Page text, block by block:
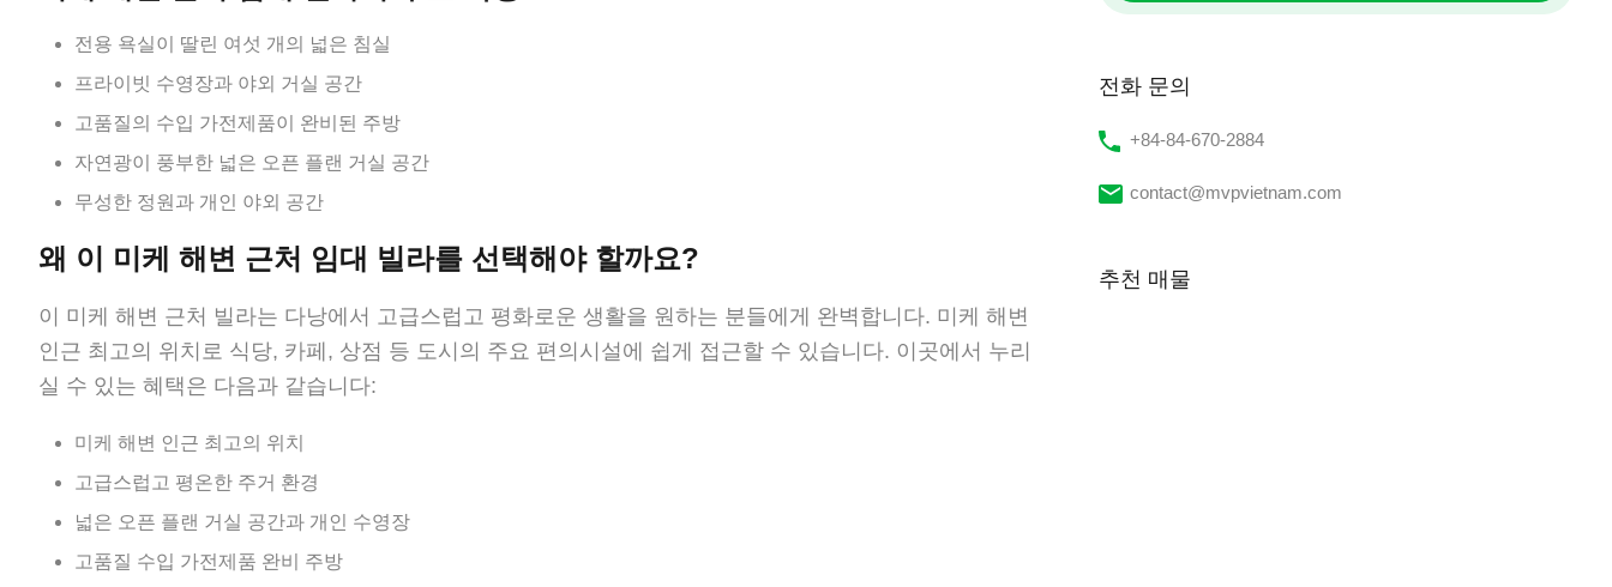
전용 욕실이 딸린 여섯 개의 넓은 침실
프라이빗 수영장과 야외 거실 공간
고품질의 수입 가전제품이 완비된 주방
자연광이 풍부한 넓은 오픈 플랜 거실 공간
무성한 정원과 개인 야외 공간
왜 이 미케 해변 근처 임대 빌라를 선택해야 할까요?
이 미케 해변 근처 빌라는 다낭에서 고급스럽고 평화로운 생활을 원하는 분들에게 완벽합니다. 미케 해변
인근 최고의 위치로 식당, 카페, 상점 등 도시의 주요 편의시설에 쉽게 접근할 수 있습니다. 이곳에서 누리
실 수 있는 혜택은 다음과 같습니다:
미케 해변 인근 최고의 위치
고급스럽고 평온한 주거 환경
넓은 오픈 플랜 거실 공간과 개인 수영장
고품질 수입 가전제품 완비 주방
전화 문의
‭+84-84-670-2884‬
contact@mvpvietnam.com
추천 매물